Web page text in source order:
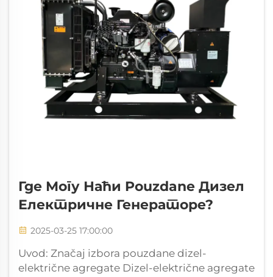
Где Могу Наћи Pouzdanе Дизел
Електричне Генераторе?
2025-03-25 17:00:00
Uvod: Značaj izbora pouzdane dizel-
električne agregate Dizel-električne agregate